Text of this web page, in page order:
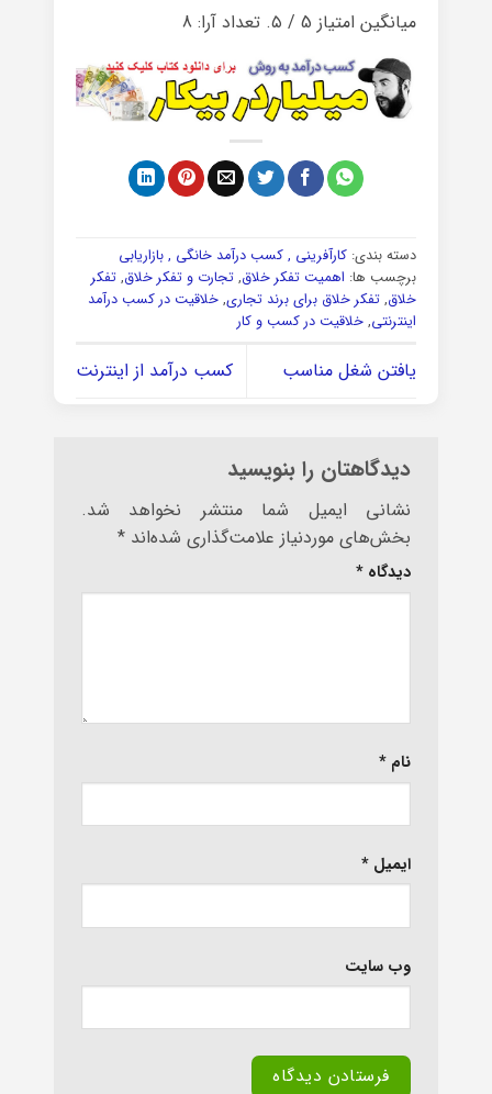
میانگین امتیاز 5/ ۵. تعداد آرا: 8
دسته بندی: کارآفرینی , کسب درآمد خانگی , بازاریابی
برچسب ها: اهمیت تفکر خلاق, تجارت و تفکر خلاق, تفکر
خلاق, تفکر خلاق برای برند تجاری, خلاقیت در کسب درآمد
اینترنتی, خلاقیت در کسب و کار
یافتن شغل مناسب کسب درآمد از اینترنت
دیدگاهتان را بنویسید
نشانی ایمیل شما منتشر نخواهد شد.
بخش‌های موردنیاز علامت‌گذاری شده‌اند *
دیدگاه *
نام *
ایمیل *
وب‌ سایت